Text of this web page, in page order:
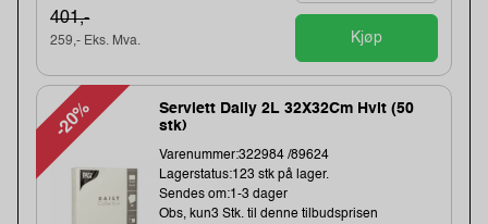
401,-
259,- Eks. Mva. Kjøp
-20%
Serviett Daily 2L 32X32Cm Hvit (50
stk)
Varenummer:322984 /89624
Lagerstatus:123 stk på lager.
Sendes om:1-3 dager
Obs, kun3 Stk. til denne tilbudsprisen